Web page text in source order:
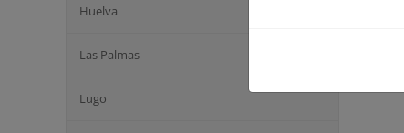
Huelva
Las Palmas
Lugo